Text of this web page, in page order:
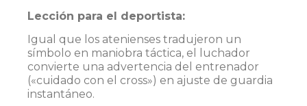
Lección para el deportista:
Igual que los atenienses tradujeron un
símbolo en maniobra táctica, el luchador
convierte una advertencia del entrenador
(«cuidado con el cross») en ajuste de guardia
instantáneo.